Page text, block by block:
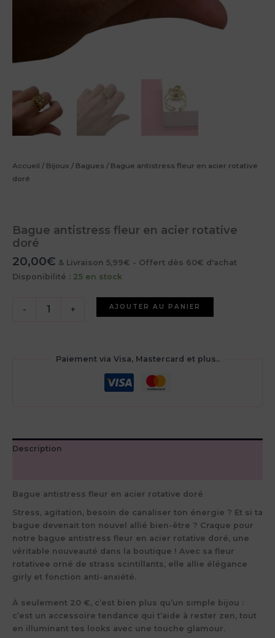
Accueil / Bijoux / Bagues / Bague antistress fleur en acier rotative
doré
Bague antistress fleur en acier rotative
doré
20,00€ & Livraison 5,99€ - Offert dès 60€ d'achat
Disponibilité : 25 en stock
-
quantité
+ AJOUTER AU PANIER
Paiement via Visa, Mastercard et plus..
Description
Bague antistress fleur en acier rotative doré
Stress, agitation, besoin de canaliser ton énergie ? Et si ta
bague devenait ton nouvel allié bien-être ? Craque pour
notre bague antistress fleur en acier rotative doré, une
véritable nouveauté dans la boutique ! Avec sa fleur
rotativee orné de strass scintillants, elle allie élégance
girly et fonction anti-anxiété.
À seulement 20 €, c’est bien plus qu’un simple bijou :
c’est un accessoire tendance qui t’aide à rester zen, tout
en illuminant tes looks avec une touche glamour.